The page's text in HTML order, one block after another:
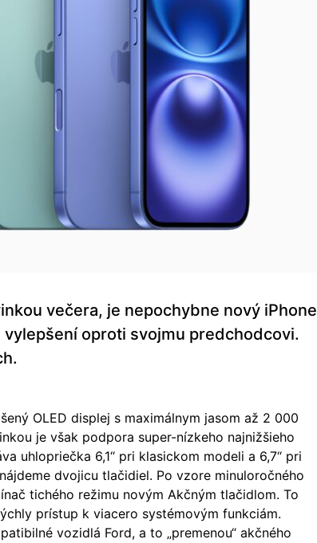
večera, je nepochybne nový iPhone
oproti svojmu predchodcovi.
OLED displej s maximálnym jasom až 2 000
je však podpora super-nízkeho najnižšieho
uhlopriečka 6,1“ pri klasickom modeli a 6,7“ pri
dvojicu tlačidiel. Po vzore minuloročného
tichého režimu novým Akčným tlačidlom. To
prístup k viacero systémovým funkciám.
vozidlá Ford, a to „premenou“ akčného